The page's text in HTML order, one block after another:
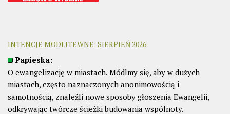
INTENCJE MODLITEWNE: SIERPIEŃ 2026
Papieska:
O ewangelizację w miastach. Módlmy się, aby w dużych
miastach, często naznaczonych anonimowością i
samotnością, znaleźli nowe sposoby głoszenia Ewangelii,
odkrywając twórcze ścieżki budowania wspólnoty.